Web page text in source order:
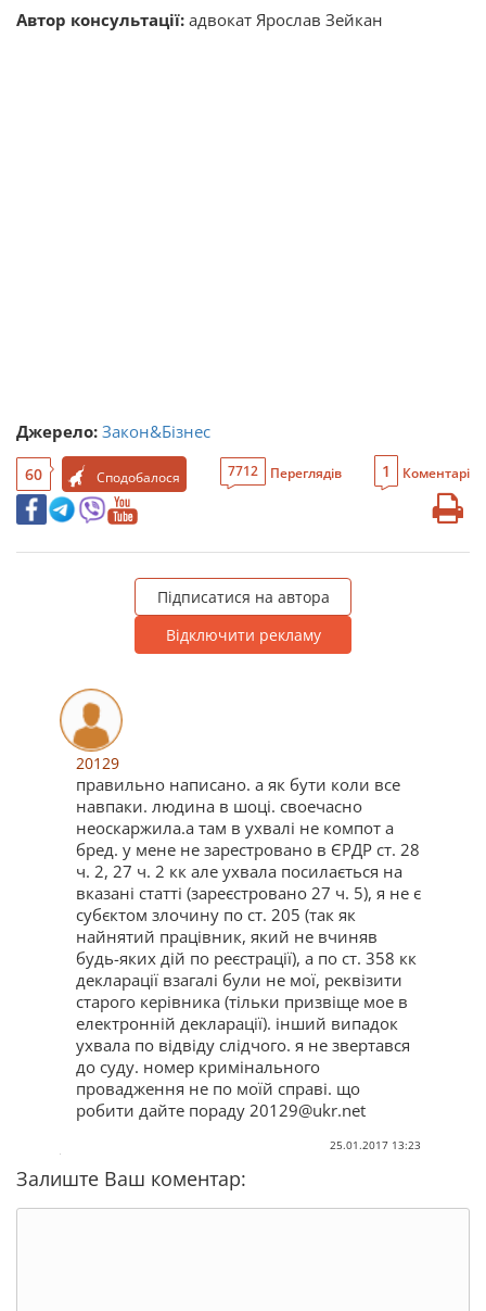
Автор консультації: адвокат Ярослав Зейкан
Джерело: Закон&Бізнес
60 Сподобалося 7712 Переглядів 1 Коментарі
Підписатися на автора
Відключити рекламу
20129
правильно написано. а як бути коли все
навпаки. людина в шоці. своечасно
неоскаржила.а там в ухвалі не компот а
бред. у мене не зарестровано в ЄРДР ст. 28
ч. 2, 27 ч. 2 кк але ухвала посилається на
вказані статті (зареєстровано 27 ч. 5), я не є
субєктом злочину по ст. 205 (так як
найнятий працівник, який не вчиняв
будь-яких дій по реєстрації), а по ст. 358 кк
декларації взагалі були не мої, реквізити
старого керівника (тільки призвіще мое в
електронній декларації). інший випадок
ухвала по відвіду слідчого. я не звертався
до суду. номер кримінального
провадження не по моїй справі. що
робити дайте пораду 20129@ukr.net
25.01.2017 13:23
Залиште Ваш коментар: